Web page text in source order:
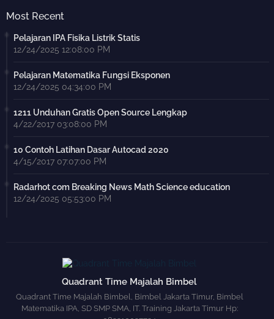
Most Recent
Pelajaran IPA Fisika Listrik Statis
12/24/2025 12:08:00 PM
Pelajaran Matematika Fungsi Eksponen
12/24/2025 04:34:00 PM
1211 Unduhan Gratis Open Source Lengkap
4/22/2017 03:08:00 PM
10 Contoh Latihan Dasar Autocad 2020
4/15/2017 07:07:00 PM
Radarhot com Breaking News Math Science education
12/24/2025 05:53:00 PM
Quadrant Time Majalah Bimbel
Quadrant Time Majalah Bimbel, Bimbel Jakarta Timur, Bimbel
Matematika IPA, SD SMP SMA, IT. Training Jakarta Timur Hp: